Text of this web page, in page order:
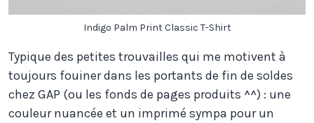
Indigo Palm Print Classic T-Shirt
Typique des petites trouvailles qui me motivent à
toujours fouiner dans les portants de fin de soldes
chez GAP (ou les fonds de pages produits ^^) : une
couleur nuancée et un imprimé sympa pour un